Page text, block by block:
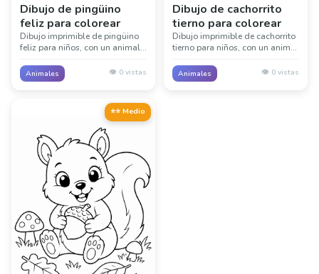
Dibujo de pingüino
feliz para colorear
Dibujo imprimible de pingüino
feliz para niños, con un animal
entorno. Ideal para lecciones de
animales, clases y diversión
Animales 👁️ 0 vistas
Dibujo de cachorrito
tierno para colorear
Dibujo imprimible de cachorrito
tierno para niños, con un animal
entorno. Ideal para lecciones de
animales, clases y diversión
Animales 👁️ 0 vistas
⭐⭐ Medio